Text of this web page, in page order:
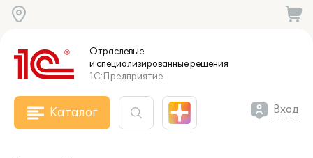
Отраслевые
и специализированныерешения
1С:Предприятие
Каталог Вход